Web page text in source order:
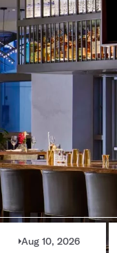
Aug 10, 2026